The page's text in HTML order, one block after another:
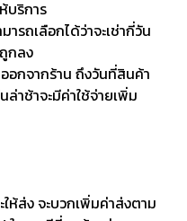
บริการ
ารถเลือกได้ว่าจะเช่ากี่วัน
กลง
อกจากร้าน ถึงวันที่สินค้า
าช้าจะมีค่าใช้จ่ายเพิ่ม
ห้ส่ง จะบวกเพิ่มค่าส่งตาม